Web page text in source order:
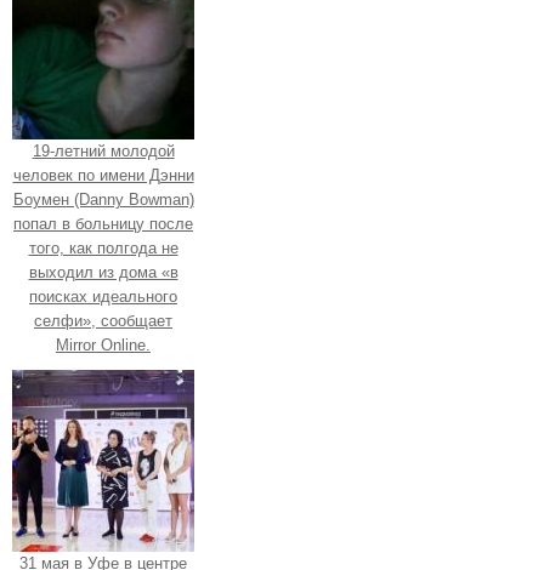
19-летний молодой
человек по имени Дэнни
Боумен (Danny Bowman)
попал в больницу после
того, как полгода не
выходил из дома «в
поисках идеального
селфи», сообщает
Mirror Online.
31 мая в Уфе в центре